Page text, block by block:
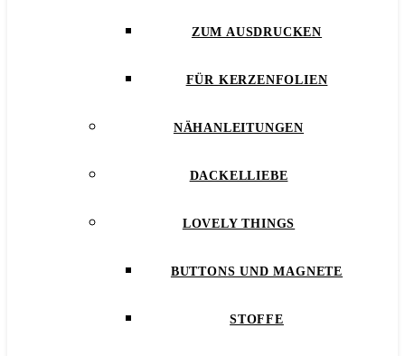
ZUM AUSDRUCKEN
FÜR KERZENFOLIEN
NÄHANLEITUNGEN
DACKELLIEBE
LOVELY THINGS
BUTTONS UND MAGNETE
STOFFE